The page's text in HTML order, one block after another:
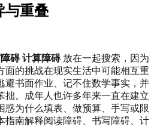
与重叠
碍 计算障碍放在一起搜索，因为
面的挑战在现实生活中可能相互重
避书面作业、记不住数学事实，并
拙。成年人也许多年来一直在建立
惑为什么填表、做预算、手写或限
指南解释阅读障碍、书写障碍、计